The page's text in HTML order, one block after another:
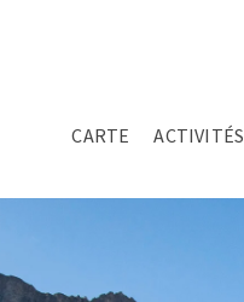
CARTE ACTIVITÉS